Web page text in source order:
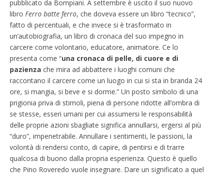
pubblicato da Bompiani. A settembre è uscito il suo nuovo
libro Ferro batte ferro, che doveva essere un libro “tecnico”,
fatto di percentuali, e che invece si è trasformato in
un’autobiografia, un libro di cronaca del suo impegno in
carcere come volontario, educatore, animatore. Ce lo
presenta come “una cronaca di pelle, di cuore e di
pazienza che mira ad abbattere i luoghi comuni che
raccontano il carcere come un luogo in cui si sta in branda 24
ore, si mangia, si beve e si dorme.” Un posto simbolo di una
prigionia priva di stimoli, piena di persone ridotte all’ombra di
se stesse, esseri umani per cui assumersi le responsabilità
delle proprie azioni sbagliate significa annullarsi, ergersi al più
“duro”, impenetrabile. Annullare i sentimenti, le passioni, la
volontà di rendersi conto, di capire, di pentirsi e di trarre
qualcosa di buono dalla propria esperienza. Questo è quello
che Pino Roveredo vuole insegnare. Dare un significato a quel